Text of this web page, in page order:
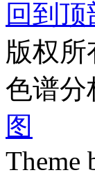
回到顶
版权所
色谱分
图
Theme